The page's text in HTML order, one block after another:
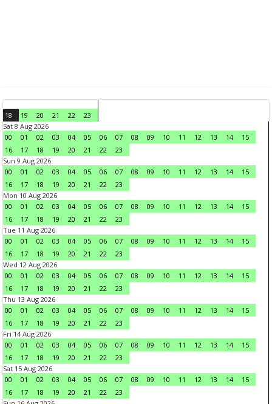
18 19 20 21 22
23
Sat 8 Aug 2026
00
01 02 03 04 05 06 07 08 09 10 11 12 13 14
15
16
17 18 19 20 21 22
23
Sun 9 Aug 2026
00
01 02 03 04 05 06 07 08 09 10 11 12 13 14
15
16
17 18 19 20 21 22
23
Mon 10 Aug 2026
00
01 02 03 04 05 06 07 08 09 10 11 12 13 14
15
16
17 18 19 20 21 22
23
Tue 11 Aug 2026
00
01 02 03 04 05 06 07 08 09 10 11 12 13 14
15
16
17 18 19 20 21 22
23
Wed 12 Aug 2026
00
01 02 03 04 05 06 07 08 09 10 11 12 13 14
15
16
17 18 19 20 21 22
23
Thu 13 Aug 2026
00
01 02 03 04 05 06 07 08 09 10 11 12 13 14
15
16
17 18 19 20 21 22
23
Fri 14 Aug 2026
00
01 02 03 04 05 06 07 08 09 10 11 12 13 14
15
16
17 18 19 20 21 22
23
Sat 15 Aug 2026
00
01 02 03 04 05 06 07 08 09 10 11 12 13 14
15
16
17 18 19 20 21 22
23